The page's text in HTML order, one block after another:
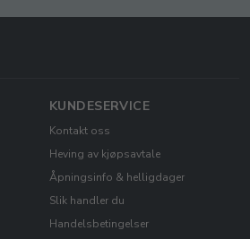
KUNDESERVICE
Kontakt oss
Heving av kjøpsavtale
Åpningsinfo & helligdager
Slik handler du
Handelsbetingelser